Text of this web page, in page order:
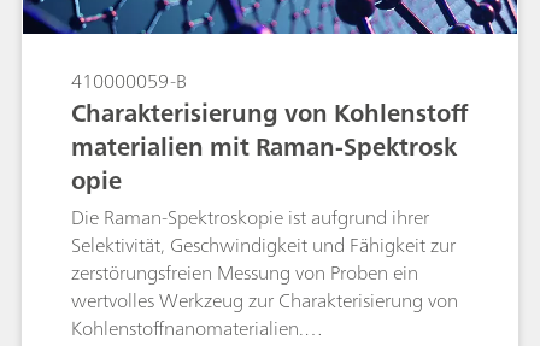
410000059-B
Charakterisierung von Kohlenstoff
materialien mit Raman-Spektrosk
opie
Die Raman-Spektroskopie ist aufgrund ihrer
Selektivität, Geschwindigkeit und Fähigkeit zur
zerstörungsfreien Messung von Proben ein
wertvolles Werkzeug zur Charakterisierung von
Kohlenstoffnanomaterialien.